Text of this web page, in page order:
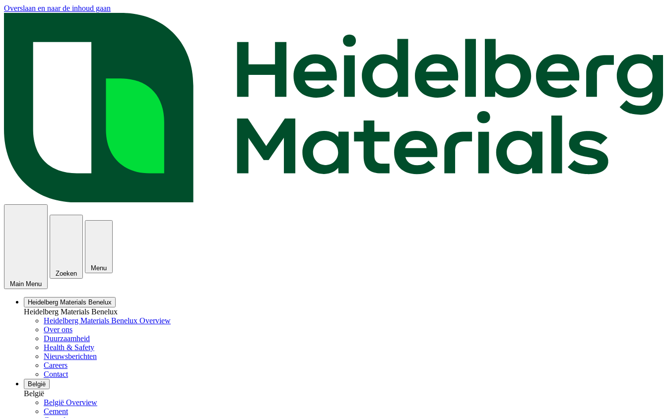
Overslaan en naar de inhoud gaan
Main Menu
Zoeken
Menu
Heidelberg Materials Benelux
Heidelberg Materials Benelux
Heidelberg Materials Benelux Overview
Over ons
Duurzaamheid
Health & Safety
Nieuwsberichten
Careers
Contact
België
België
België Overview
Cement